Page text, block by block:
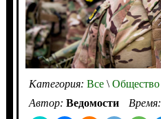
Категория: Все\Общество
Автор: Ведомости Время: